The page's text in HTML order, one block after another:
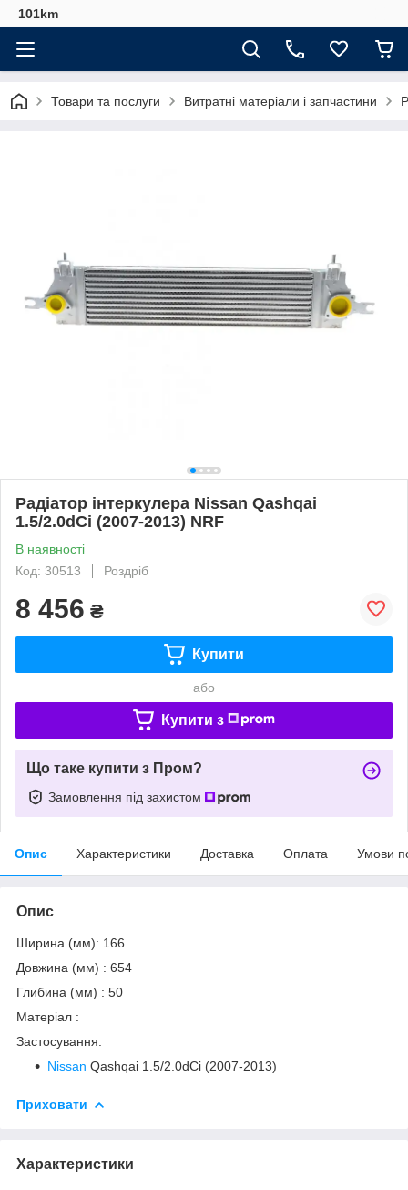
101km
Товари та послуги Витратні матеріали і запчастини
Радіатор інтеркулера Nissan Qashqai
1.5/2.0dCi (2007-2013) NRF
В наявності
Код: 30513
Роздріб
8 456 ₴
Купити
або
Купити з
Що таке купити з Пром?
Замовлення під захистом
Опис Характеристики Доставка Оплата Умови
Опис
Ширина (мм): 166
Довжина (мм) : 654
Глибина (мм) : 50
Матеріал :
Застосування:
Nissan Qashqai 1.5/2.0dCi (2007-2013)
Приховати
Характеристики